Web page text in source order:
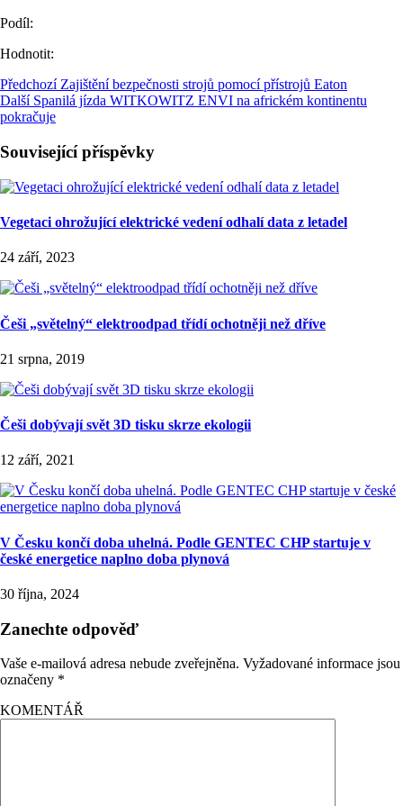
Podíl:
Hodnotit:
Předchozí Zajištění bezpečnosti strojů pomocí přístrojů Eaton
Další Spanilá jízda WITKOWITZ ENVI na africkém kontinentu
pokračuje
Související příspěvky
Vegetaci ohrožující elektrické vedení odhalí data z letadel
24 září, 2023
Češi „světelný“ elektroodpad třídí ochotněji než dříve
21 srpna, 2019
Češi dobývají svět 3D tisku skrze ekologii
12 září, 2021
V Česku končí doba uhelná. Podle GENTEC CHP startuje v
české energetice naplno doba plynová
30 října, 2024
Zanechte odpověď
Vaše e-mailová adresa nebude zveřejněna. Vyžadované informace jsou
označeny *
KOMENTÁŘ